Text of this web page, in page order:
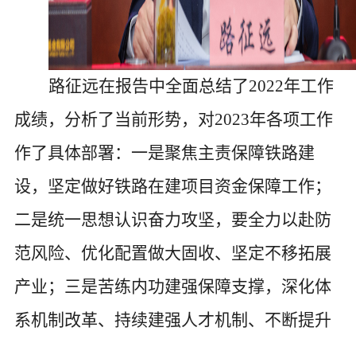
路征远在报告中全面总结了2022年工作
成绩，分析了当前形势，对2023年各项工作
作了具体部署：一是聚焦主责保障铁路建
设，坚定做好铁路在建项目资金保障工作；
二是统一思想认识奋力攻坚，要全力以赴防
范风险、优化配置做大固收、坚定不移拓展
产业；三是苦练内功建强保障支撑，深化体
系机制改革、持续建强人才机制、不断提升